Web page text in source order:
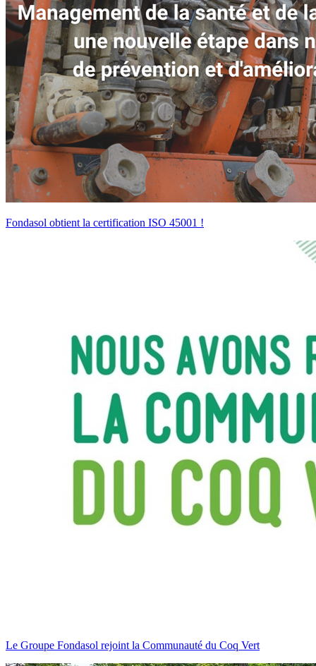
Fondasol obtient la certification ISO 45001 !
Le Groupe Fondasol rejoint la Communauté du Coq Vert